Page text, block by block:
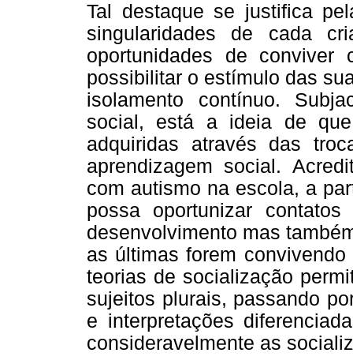
Tal destaque se justifica
singularidades de cada
oportunidades de
possibilitar o estímulo das
isolamento contínuo.
social, está a ideia de
adquiridas através das
aprendizagem social.
com autismo na escola, a
possa oportunizar
desenvolvimento mas
as últimas forem
teorias de socialização
sujeitos plurais, passando
e interpretações
consideravelmente as